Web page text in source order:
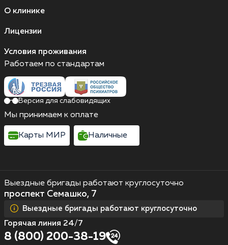
О клинике
Лицензии
Условия проживания
Выездные бригады работают круглосуточно
проспект Семашко, 7
Выездные бригады работают круглосуточно
Горячая линия 24/7
8 (800) 200-38-19
Работаем по стандартам
Версия для слабовидящих
Мы принимаем к оплате
Карты МИР Наличные